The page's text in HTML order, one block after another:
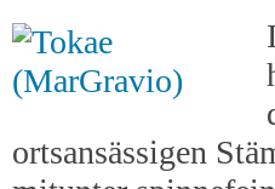
ortsansässigen